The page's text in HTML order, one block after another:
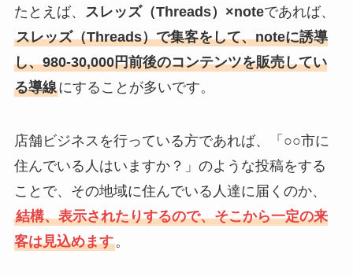
たとえば、 スレッズ（Threads）×noteであれば、
スレッズ（Threads）で集客をして、noteに誘導
し、980-30,000円前後のコンテンツを販売してい
る導線にすることが多いです。
店舗ビジネスを行っている方であれば、「○○市に
住んでいる人はいますか？」のような投稿をする
ことで、その地域に住んでいる人達に届くのか、
結構、表示されたりするので、そこから一定の来
客は見込めます。